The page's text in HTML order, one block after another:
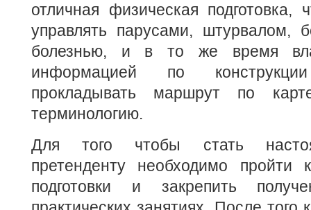
отличная физическая подготовка,
управлять парусами, штурвалом,
болезнью, и в то же время
информацией по
прокладывать маршрут по
терминологию.
Для того чтобы стать
претенденту необходимо пройти
подготовки и закрепить